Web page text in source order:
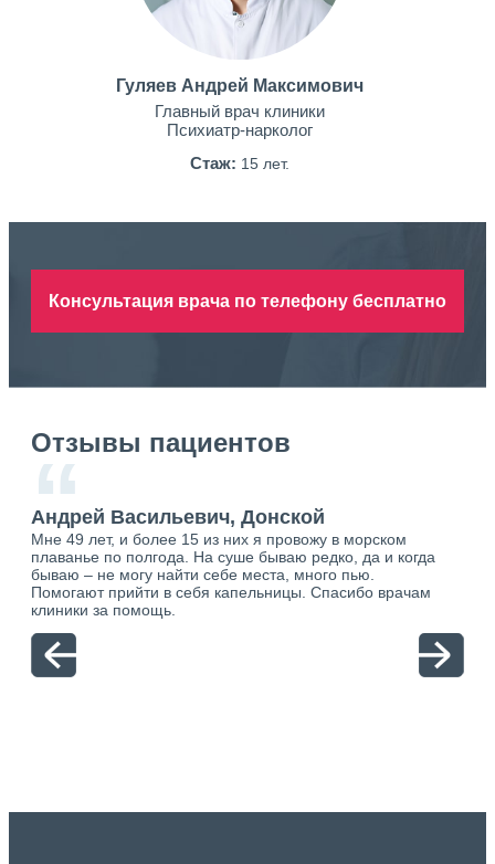
Гуляев Андрей Максимович
Главный врач клиники
Психиатр-нарколог
Стаж: 15 лет.
Консультация врача по телефону бесплатно
Отзывы пациентов
“
Андрей Васильевич, Донской
Мне 49 лет, и более 15 из них я провожу в морском
плаванье по полгода. На суше бываю редко, да и когда
бываю – не могу найти себе места, много пью.
Помогают прийти в себя капельницы. Спасибо врачам
клиники за помощь.